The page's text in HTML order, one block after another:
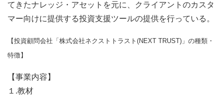
てきたナレッジ・アセットを元に、クライアントのカスタ
マー向けに提供する投資支援ツールの提供を行っている。
【投資顧問会社「株式会社ネクストトラスト(NEXT TRUST)」の種類・
特徴】
【事業内容】
１.教材